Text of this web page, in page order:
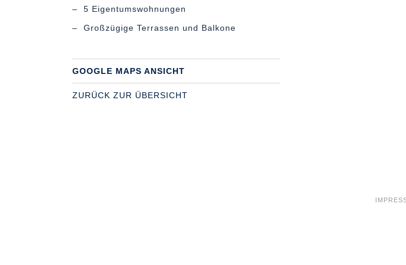
– 5 Eigentumswohnungen
– Großzügige Terrassen und Balkone
GOOGLE MAPS ANSICHT
ZURÜCK ZUR ÜBERSICHT